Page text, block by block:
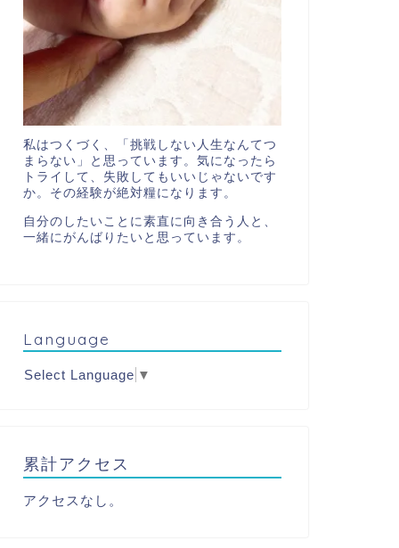
私はつくづく、「挑戦しない人生なんてつ
まらない」と思っています。気になったら
トライして、失敗してもいいじゃないです
か。その経験が絶対糧になります。
自分のしたいことに素直に向き合う人と、
一緒にがんばりたいと思っています。
Language
Select Language ▼
累計アクセス
アクセスなし。